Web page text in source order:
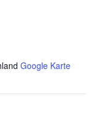
Google Karte